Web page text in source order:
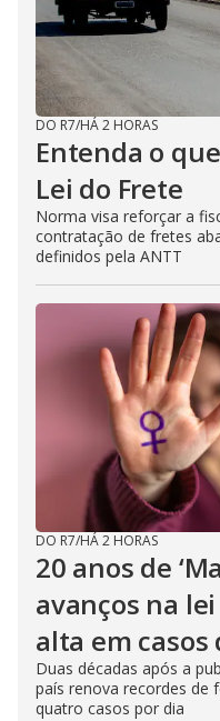
DO R7/HÁ 2 HORAS
Entenda o
Lei do Frete
Norma visa reforçar a
contratação de fretes
definidos pela ANTT
DO R7/HÁ 2 HORAS
20 anos de
avanços na
alta em casos
Duas décadas após a
país renova recordes de
quatro casos por dia